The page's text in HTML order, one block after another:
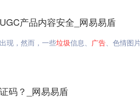
产品内容安全_网易易盾
现，然而，一些垃圾信息、 广告、色情图
码？_网易易盾